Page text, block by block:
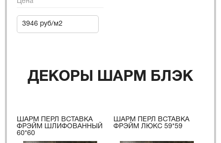
3946 руб/м2
ДЕКОРЫ ШАРМ БЛЭК
ШАРМ ПЕРЛ ВСТАВКА
ФРЭЙМ ШЛИФОВАННЫЙ
60*60
ШАРМ ПЕРЛ ВСТАВКА
ФРЭЙМ ЛЮКС 59*59